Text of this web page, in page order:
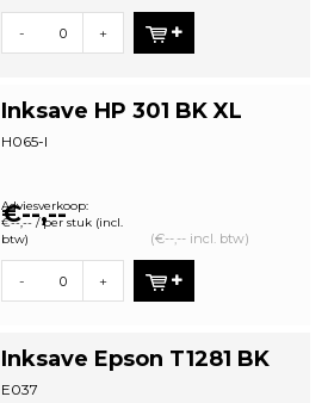
- +
Inksave HP 301 BK XL
H065-I
€--,--
Adviesverkoop:
€--,-- / per stuk (incl.
btw)
(€--,-- incl. btw)
- +
Inksave Epson T1281 BK
E037